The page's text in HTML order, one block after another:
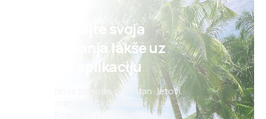
Planirajte svoja
putovanja lakše uz
našu aplikaciju
Nove ponude svaki dan: letovi,
odmori, city break-ovi